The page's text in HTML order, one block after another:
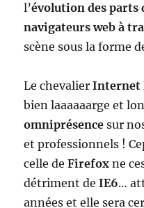
l’évolution des parts
navigateurs web à
scène sous la forme
Le chevalierInternet
bien laaaaaarge et
omniprésencesur
et professionnels !
celle deFirefoxne
détriment deIE6…
années et elle sera